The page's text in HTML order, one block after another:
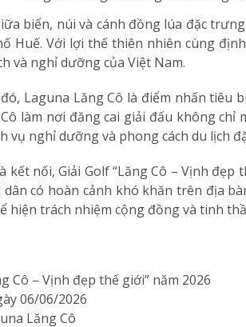
biển, núi và cánh đồng lúa đặc
Huế. Với lợi thế thiên nhiên cùng
và nghỉ dưỡng của Việt Nam.
Laguna Lăng Cô là điểm nhấn tiêu
làm nơi đăng cai giải đấu không
vụ nghỉ dưỡng và phong cách du lịch
kết nối, Giải Golf “Lăng Cô – Vịnh
có hoàn cảnh khó khăn trên địa
hiện trách nhiệm cộng đồng và tinh
Cô – Vịnh đẹp thế giới” năm 2026
06/06/2026
Lăng Cô